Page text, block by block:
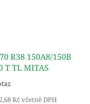
R38 150A8/150B
T TL MITAS
Kč včetně DPH